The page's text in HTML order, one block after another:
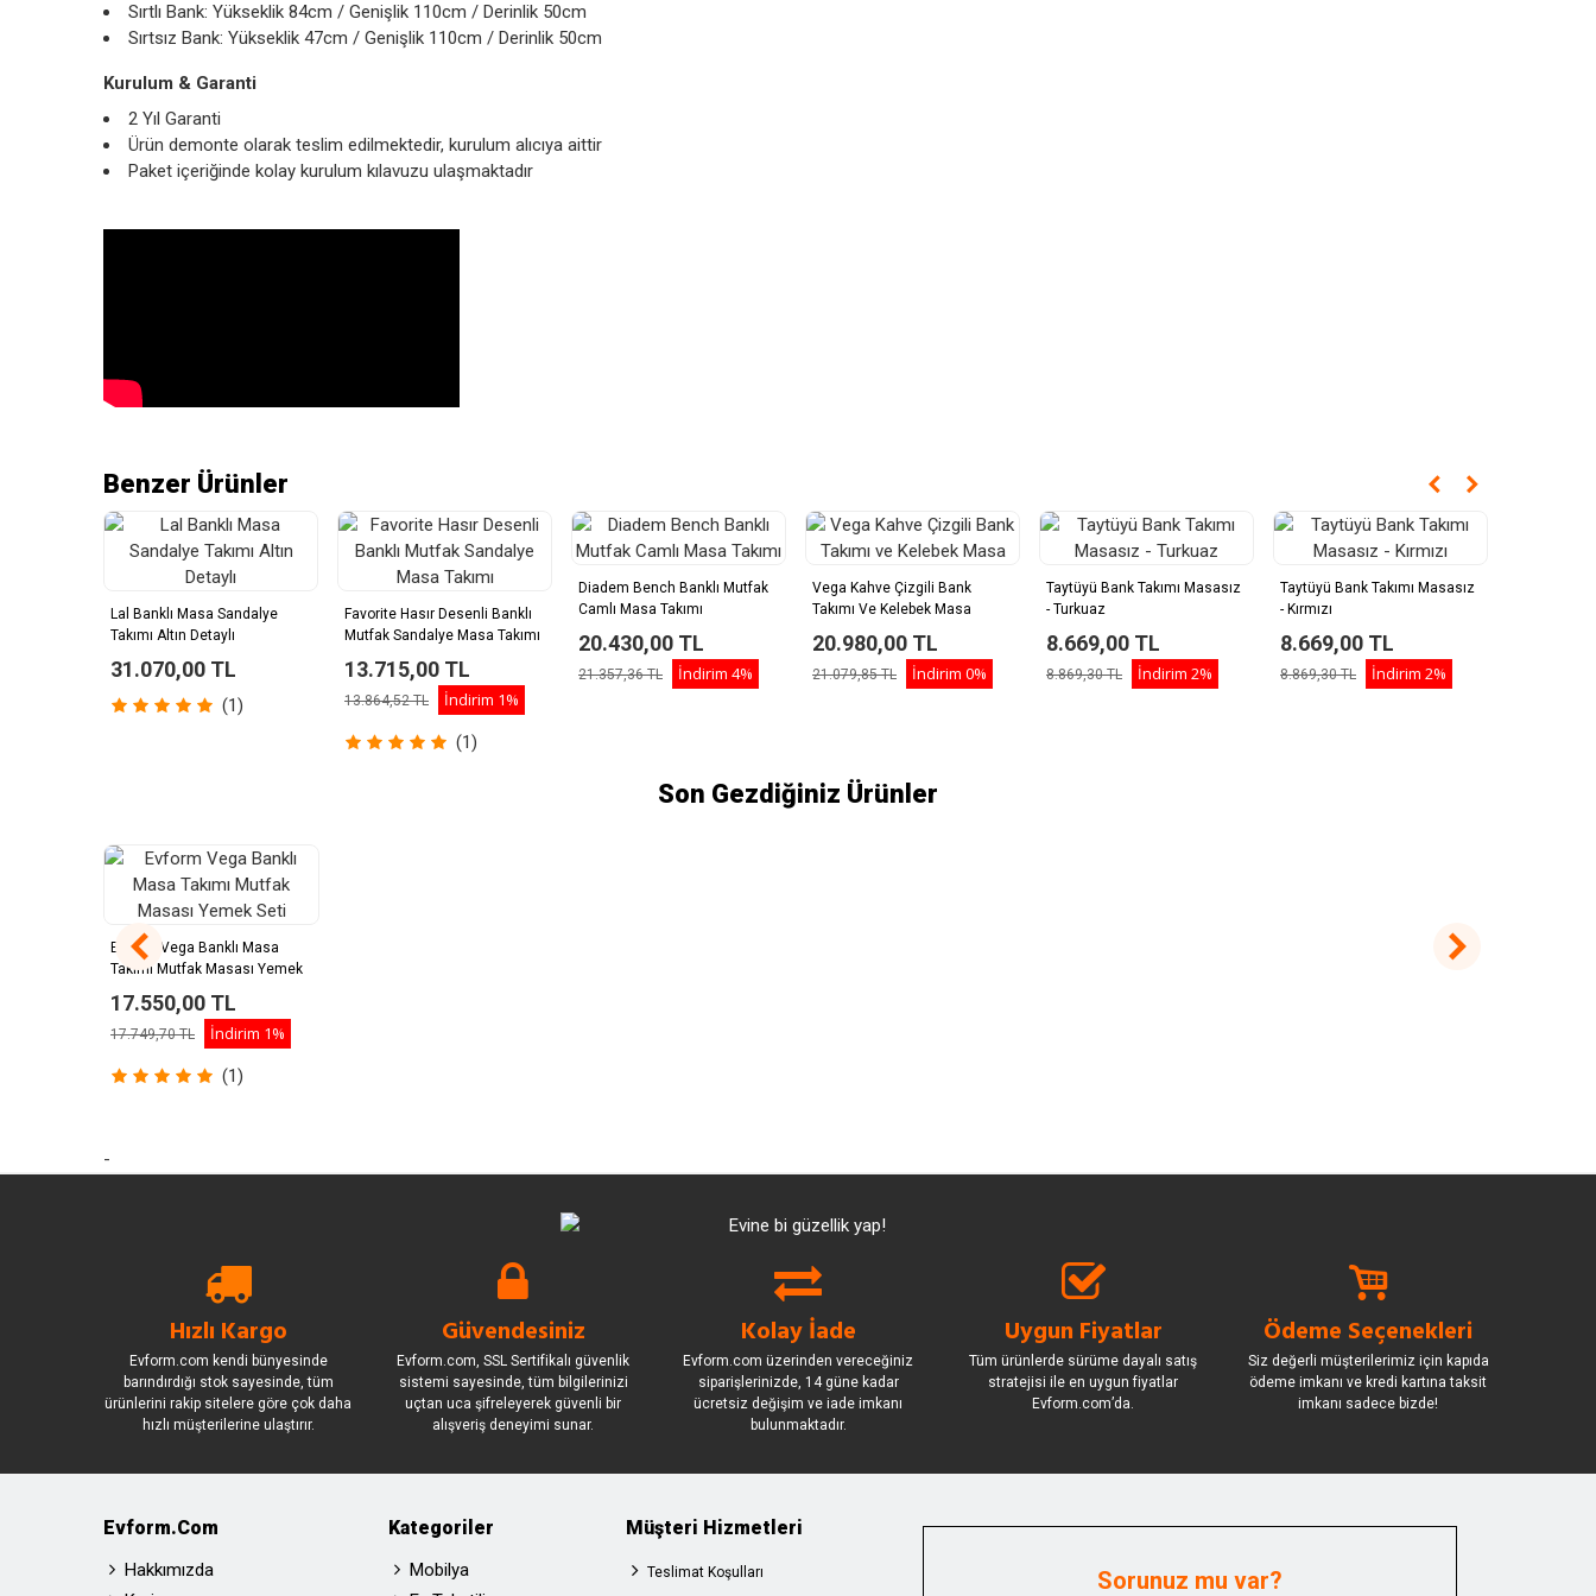
Sırtlı Bank: Yükseklik 84cm / Genişlik 110cm / Derinlik 50cm
Sırtsız Bank: Yükseklik 47cm / Genişlik 110cm / Derinlik 50cm
Kurulum & Garanti
2 Yıl Garanti
Ürün demonte olarak teslim edilmektedir, kurulum alıcıya aittir
Paket içeriğinde kolay kurulum kılavuzu ulaşmaktadır
Benzer Ürünler
Lal Banklı Masa Sandalye
Takımı Altın Detaylı
31.070,00 TL
(1)
Favorite Hasır Desenli Banklı
Mutfak Sandalye Masa Takımı
13.715,00 TL
13.864,52 TL İndirim 1%
(1)
Diadem Bench Banklı Mutfak
Camlı Masa Takımı
20.430,00 TL
21.357,36 TL İndirim 4%
Vega Kahve Çizgili Bank
Takımı Ve Kelebek Masa
20.980,00 TL
21.079,85 TL İndirim 0%
Taytüyü Bank Takımı Masasız
- Turkuaz
8.669,00 TL
8.869,30 TL İndirim 2%
Taytüyü Bank Takımı Masasız
- Kırmızı
8.669,00 TL
8.869,30 TL İndirim 2%
Son Gezdiğiniz Ürünler
Evform Vega Banklı Masa
Takımı Mutfak Masası Yemek
17.550,00 TL
17.749,70 TL İndirim 1%
(1)
-
Hızlı Kargo
Evform.com kendi bünyesinde
barındırdığı stok sayesinde, tüm
ürünlerini rakip sitelere göre çok daha
hızlı müşterilerine ulaştırır.
Güvendesiniz
Evform.com, SSL Sertifikalı güvenlik
sistemi sayesinde, tüm bilgilerinizi
uçtan uca şifreleyerek güvenli bir
alışveriş deneyimi sunar.
Kolay İade
Evform.com üzerinden vereceğiniz
siparişlerinizde, 14 güne kadar
ücretsiz değişim ve iade imkanı
bulunmaktadır.
Uygun Fiyatlar
Tüm ürünlerde sürüme dayalı satış
stratejisi ile en uygun fiyatlar
Evform.com’da.
Ödeme Seçenekleri
Siz değerli müşterilerimiz için kapıda
ödeme imkanı ve kredi kartına taksit
imkanı sadece bizde!
Evform.com
Hakkımızda
Kategoriler
Mobilya
Müşteri Hizmetleri
Teslimat Koşulları Sorunuz mu var?